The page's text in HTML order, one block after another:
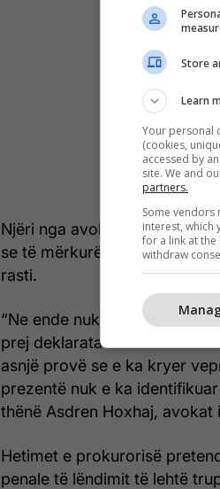
Njëri nga avokatët e kësaj
se të mërkurën në orën 9 do
rasti.
“Ne ende nuk e kemi parë
prej deklaratave të
asnjë provë se e ka kryer
prezentë nuk e ka
thënë Asdren Hoxhaj, avokat
Hetimet e prokurorisë
penale të lëndimit të lehtë
Store
Learn
Your personal
(cookies,
accessed by
site. We and
partners.
Some
interest, which
for a link at
withdraw